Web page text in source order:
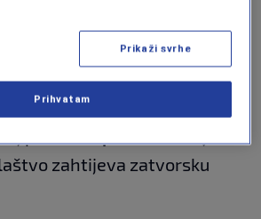
ga dijelio, što se smatra
i zakona o zaštiti
zahtijeva zatvorsku
Prikaži svrhe
Prihvatam